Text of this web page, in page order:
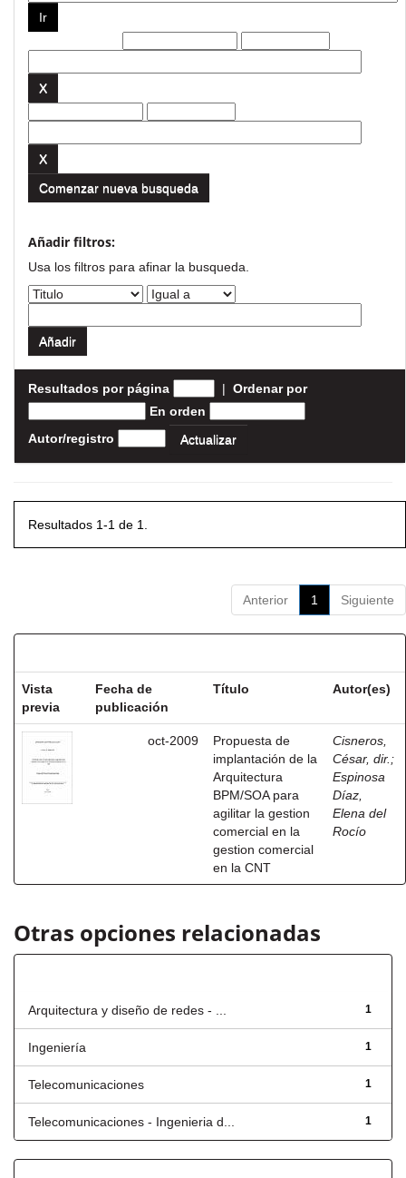
Comenzar nueva busqueda
Añadir filtros:
Usa los filtros para afinar la busqueda.
Resultados por página | Ordenar por
En orden
Autor/registro
Resultados 1-1 de 1.
Anterior 1 Siguiente
Vista
previa
Fecha de
publicación
Título Autor(es)
oct-2009
Propuesta de
implantación de la
Arquitectura
BPM/SOA para
agilitar la gestion
comercial en la
gestion comercial
en la CNT
Cisneros,
César, dir. ;
Espinosa
Díaz,
Elena del
Rocío
Otras opciones relacionadas
1
Arquitectura y diseño de redes - ...
1
Ingeniería
1
Telecomunicaciones
1
Telecomunicaciones - Ingenieria d...